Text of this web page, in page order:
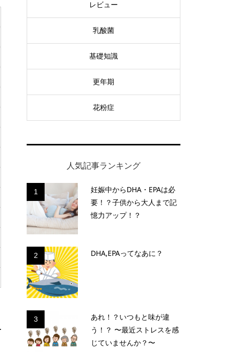
レビュー
乳酸菌
基礎知識
更年期
花粉症
人気記事ランキング
1
妊娠中からDHA・EPAは必
要！？子供から大人まで記
憶力アップ！？
2 DHA,EPAってなあに？
3
あれ！？いつもと味が違
う！？ 〜最近ストレスを感
じていませんか？〜